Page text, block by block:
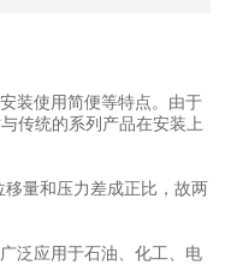
装使用简便等特点。由于
传统的系列产品在安装上
量和压力差成正比，故两
泛应用于石油、化工、电